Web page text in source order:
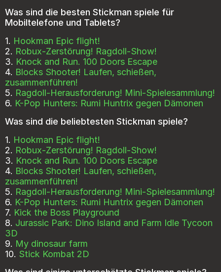
Was sind die besten Stickman spiele für
Mobiltelefone und Tablets?
1. Hookman Epic flight!
2. Robux-Zerstörung! Ragdoll-Show!
3. Knock and Run. 100 Doors Escape
4. Blocks Shooter! Laufen, schießen,
zusammenführen!
5. Ragdoll-Herausforderung! Mini-Spielesammlung!
6. K-Pop Hunters: Rumi Huntrix gegen Dämonen
Was sind die beliebtesten Stickman spiele?
1. Hookman Epic flight!
2. Robux-Zerstörung! Ragdoll-Show!
3. Knock and Run. 100 Doors Escape
4. Blocks Shooter! Laufen, schießen,
zusammenführen!
5. Ragdoll-Herausforderung! Mini-Spielesammlung!
6. K-Pop Hunters: Rumi Huntrix gegen Dämonen
7. Kick the Boss Playground
8. Jurassic Park: Dino Island and Farm Idle Tycoon
3D
9. My dinosaur farm
10. Stick Kombat 2D